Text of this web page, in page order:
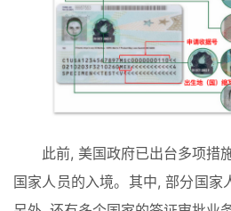
此前, 美国政府已出台多项措
国家人员的入境。其中, 部分国家